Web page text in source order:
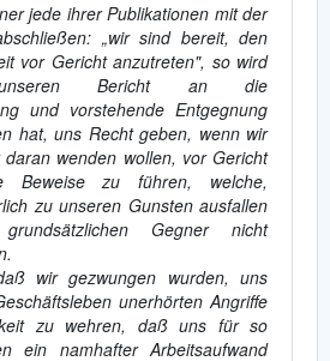
jede ihrer Publikationen mit der
„wir sind bereit, den
vor Gericht anzutreten", so wird
Bericht an die
und vorstehende Entgegnung
hat, uns Recht geben, wenn wir
wenden wollen, vor Gericht
Beweise zu führen, welche,
zu unseren Gunsten ausfallen
Gegner nicht
wir gezwungen wurden, uns
unerhörten Angriffe
zu wehren, daß uns für so
ein namhafter Arbeitsaufwand